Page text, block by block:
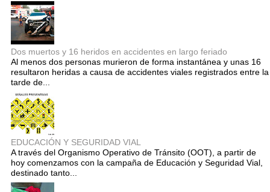
Dos muertos y 16 heridos en accidentes en largo feriado
Al menos dos personas murieron de forma instantánea y unas 16
resultaron heridas a causa de accidentes viales registrados entre la
tarde de...
EDUCACIÓN Y SEGURIDAD VIAL
A través del Organismo Operativo de Tránsito (OOT), a partir de
hoy comenzamos con la campaña de Educación y Seguridad Vial,
destinado tanto...